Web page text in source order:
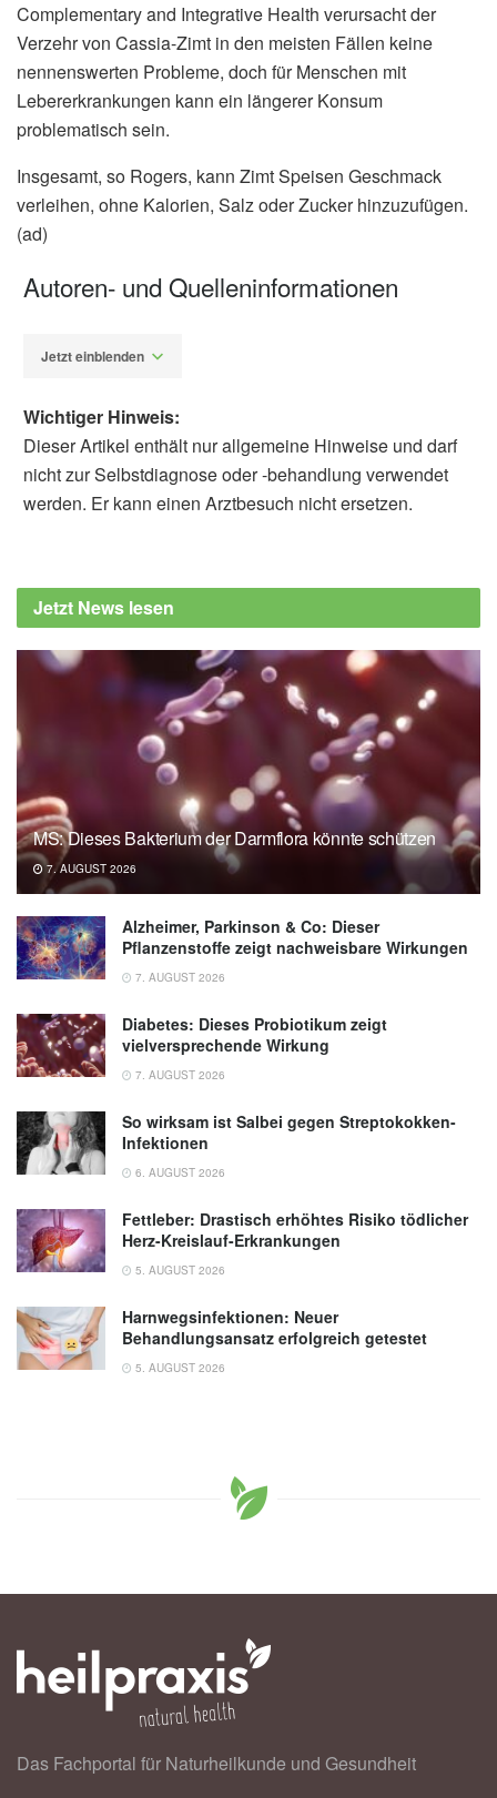
Complementary and Integrative Health verursacht der
Verzehr von Cassia-Zimt in den meisten Fällen keine
nennenswerten Probleme, doch für Menschen mit
Lebererkrankungen kann ein längerer Konsum
problematisch sein.
Insgesamt, so Rogers, kann Zimt Speisen Geschmack
verleihen, ohne Kalorien, Salz oder Zucker hinzuzufügen.
(ad)
Autoren- und Quelleninformationen
Jetzt einblenden
favorite, cinnamon isn't as simple as you
might suspect, (Abruf: 01.12.2024),
Hila Zelicha, Jieping Yang, Susanne M
Henning, Jianjun Huang, Ru-Po Lee, Gail
Thames, Edward H Livingston, David Heber,
Zhaoping Li: Effect of cinnamon spice on
continuously monitored glycemic response in
adults with prediabetes: a 4-week
randomized controlled crossover trial; in: The
American Journal of Clinical Nutrition,
(veröffentlicht: 26.01.2024),
pubmed.ncbi.nlm.nih.gov
Wichtiger Hinweis:
Dieser Artikel enthält nur allgemeine Hinweise und darf
nicht zur Selbstdiagnose oder -behandlung verwendet
werden. Er kann einen Arztbesuch nicht ersetzen.
Jetzt News lesen
MS: Dieses Bakterium der Darmflora könnte schützen
7. AUGUST 2026
Alzheimer, Parkinson & Co: Dieser
Pflanzenstoffe zeigt nachweisbare Wirkungen
7. AUGUST 2026
Diabetes: Dieses Probiotikum zeigt
vielversprechende Wirkung
7. AUGUST 2026
So wirksam ist Salbei gegen Streptokokken-
Infektionen
6. AUGUST 2026
Fettleber: Drastisch erhöhtes Risiko tödlicher
Herz-Kreislauf-Erkrankungen
5. AUGUST 2026
Harnwegsinfektionen: Neuer
Behandlungsansatz erfolgreich getestet
5. AUGUST 2026
Das Fachportal für Naturheilkunde und Gesundheit